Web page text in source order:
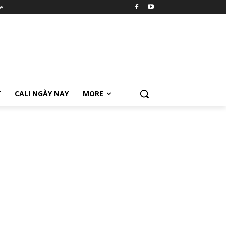
CALI NGÀY NAY MORE